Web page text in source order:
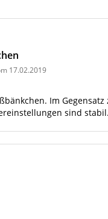
17.02.2019
Im
sind stabil.